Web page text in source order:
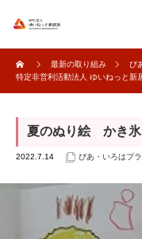
最新の取り組み ぴ
特定非営利活動法人 ゆいねっと新
夏のぬり絵 かき氷
2022.7.14 ぴあ・いろはプラ